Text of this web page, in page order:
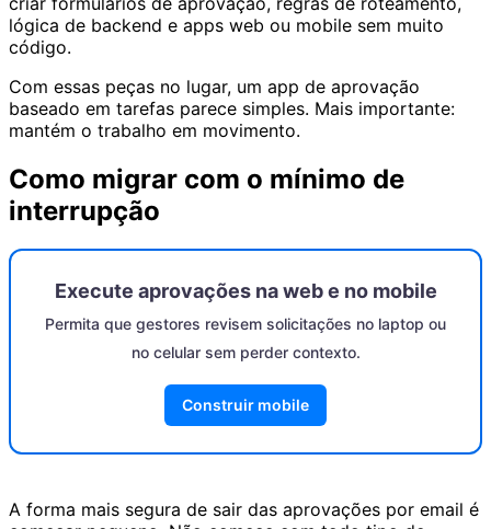
lógica de backend e apps web ou mobile sem muito
código.
Com essas peças no lugar, um app de aprovação
baseado em tarefas parece simples. Mais importante:
mantém o trabalho em movimento.
Como migrar com o mínimo de
interrupção
Execute aprovações na web e no mobile
Permita que gestores revisem solicitações no laptop ou
no celular sem perder contexto.
Construir mobile
A forma mais segura de sair das aprovações por email é